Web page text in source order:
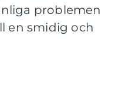
problemen
en smidig och